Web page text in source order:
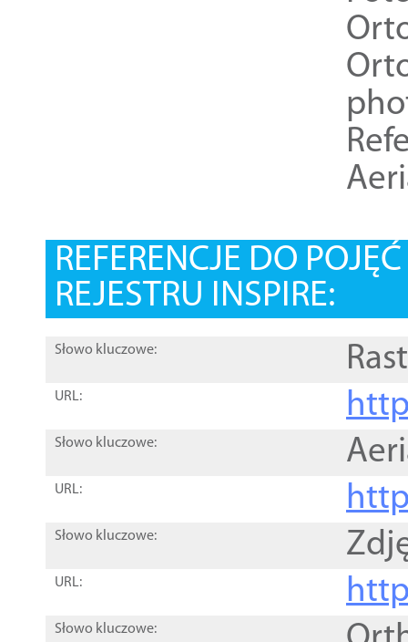
REFERENCJE DO
REJESTRU INSPIRE:
Słowo kluczowe:
URL:
Słowo kluczowe:
URL:
Słowo kluczowe:
URL:
Słowo kluczowe: